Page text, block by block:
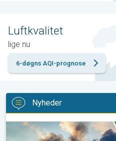
Luftkvalitet
lige nu
6-døgns AQI-prognose
Nyheder
Skovbrande hærger også i